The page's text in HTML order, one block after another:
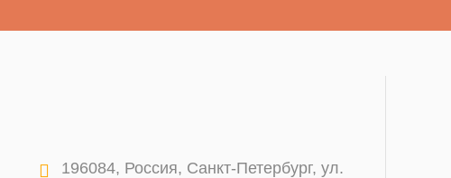
196084, Россия, Санкт-Петербург, ул.